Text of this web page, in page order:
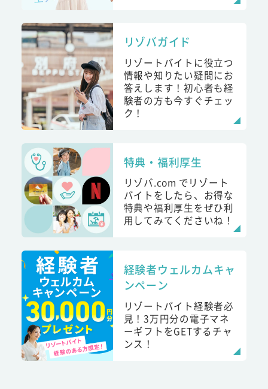
リゾバガイド
リゾートバイトに役立つ
情報や知りたい疑問にお
答えします！初心者も経
験者の方も今すぐチェッ
ク！
特典・福利厚生
リゾバ.com でリゾート
バイトをしたら、お得な
特典や福利厚生をぜひ利
用してみてくださいね！
経験者ウェルカムキャ
ンペーン
リゾートバイト経験者必
見！3万円分の電子マネ
ーギフトをGETするチャ
ンス！